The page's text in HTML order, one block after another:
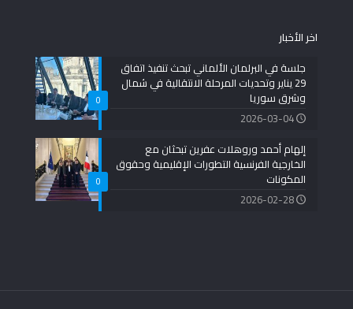
اخر الأخبار
0
جلسة في البرلمان الألماني تبحث تنفيذ اتفاق
29 يناير وتحديات المرحلة الانتقالية في شمال
وشرق سوريا
2026-03-04
0
إلهام أحمد وروهلات عفرين تبحثان مع
الخارجية الفرنسية التطورات الإقليمية وحقوق
المكونات
2026-02-28